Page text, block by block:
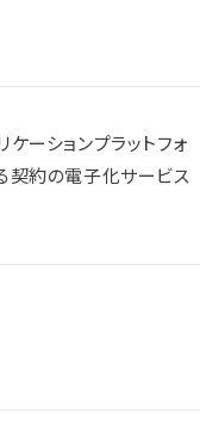
ーションプラットフォ
契約の電子化サービス